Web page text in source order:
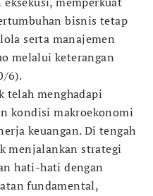
bisnis tetap
serta manajemen
melalui keterangan
6).
telah menghadapi
kondisi makroekonomi
keuangan. Di tengah
menjalankan strategi
hati-hati dengan
fundamental,